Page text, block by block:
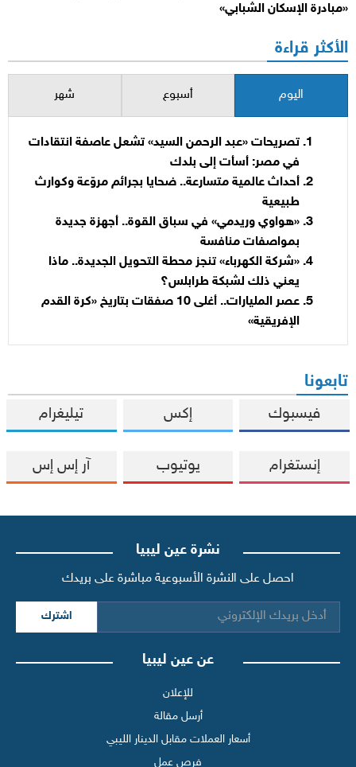
«مبادرة الإسكان الشبابي»
الأكثر قراءة
اليوم أسبوع شهر
تصريحات «عبد الرحمن السيد» تشعل عاصفة انتقادات
في مصر: أسأت إلى بلدك
أحداث عالمية متسارعة.. ضحايا بجرائم مروّعة وكوارث
طبيعية
«هواوي وريدمي» في سباق القوة.. أجهزة جديدة
بمواصفات منافسة
«شركة الكهرباء» تنجز محطة التحويل الجديدة.. ماذا
يعني ذلك لشبكة طرابلس؟
عصر المليارات.. أغلى 10 صفقات بتاريخ «كرة القدم
الإفريقية»
تابعونا
فيسبوك إكس تيليغرام
إنستغرام يوتيوب آر إس إس
نشرة عين ليبيا
احصل على النشرة الأسبوعية مباشرة على بريدك
اشترك
عن عين ليبيا
للإعلان
أرسل مقالة
أسعار العملات مقابل الدينار الليبي
فرص عمل